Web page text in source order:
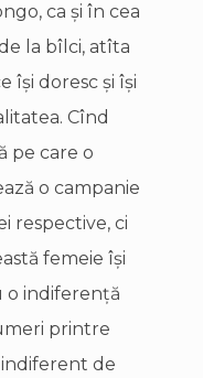
ca şi în cea
la bîlci, atîta
îşi doresc şi îşi
Cînd
pe care o
o campanie
respective, ci
femeie îşi
o indiferenţă
printre
indiferent de